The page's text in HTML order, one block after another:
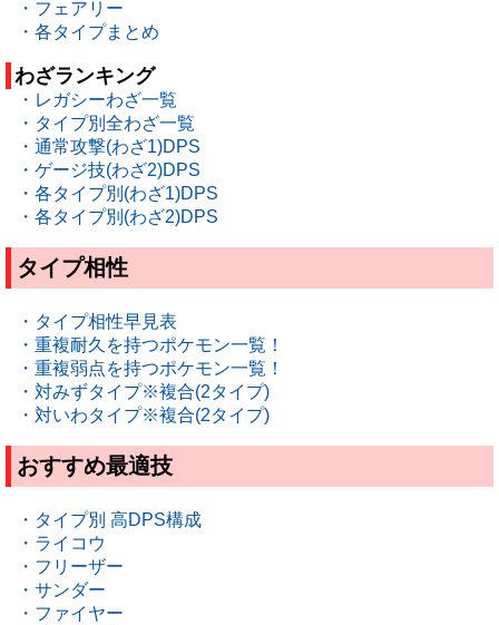
・フェアリー
・各タイプまとめ
わざランキング
・レガシーわざ一覧
・タイプ別全わざ一覧
・通常攻撃(わざ1)DPS
・ゲージ技(わざ2)DPS
・各タイプ別(わざ1)DPS
・各タイプ別(わざ2)DPS
タイプ相性
・タイプ相性早見表
・重複耐久を持つポケモン一覧！
・重複弱点を持つポケモン一覧！
・対みずタイプ※複合(2タイプ)
・対いわタイプ※複合(2タイプ)
おすすめ最適技
・タイプ別 高DPS構成
・ライコウ
・フリーザー
・サンダー
・ファイヤー